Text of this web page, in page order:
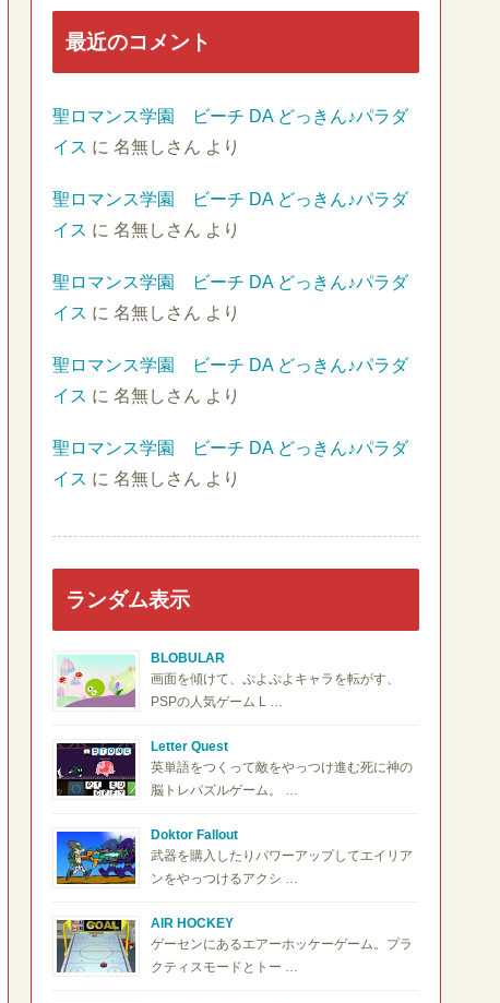
最近のコメント
聖ロマンス学園 ビーチ DA どっきん♪パラダ
イス に 名無しさん より
聖ロマンス学園 ビーチ DA どっきん♪パラダ
イス に 名無しさん より
聖ロマンス学園 ビーチ DA どっきん♪パラダ
イス に 名無しさん より
聖ロマンス学園 ビーチ DA どっきん♪パラダ
イス に 名無しさん より
聖ロマンス学園 ビーチ DA どっきん♪パラダ
イス に 名無しさん より
ランダム表示
BLOBULAR
画面を傾けて、ぷよぷよキャラを転がす、
PSPの人気ゲーム L …
Letter Quest
英単語をつくって敵をやっつけ進む死に神の
脳トレパズルゲーム。 …
Doktor Fallout
武器を購入したりパワーアップしてエイリア
ンをやっつけるアクシ …
AIR HOCKEY
ゲーセンにあるエアーホッケーゲーム。プラ
クティスモードとトー …